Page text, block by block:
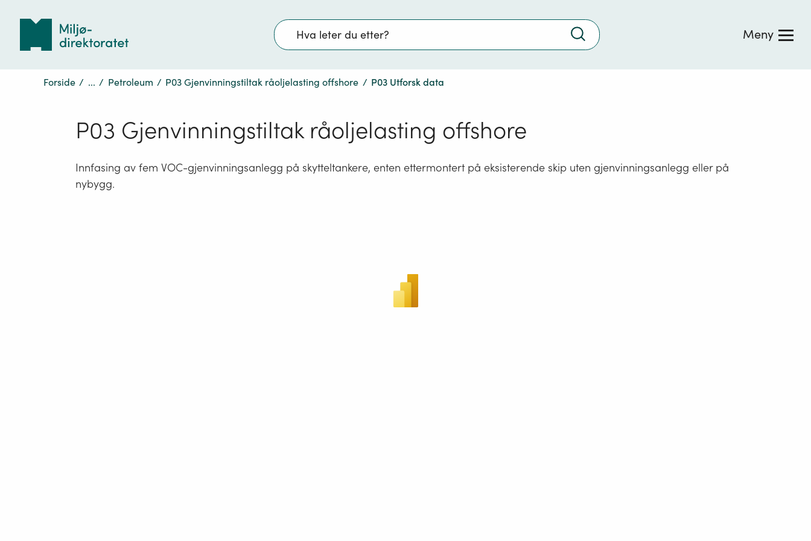
Søk
Trykk
søke
Meny
Forside / ... / Petroleum / P03 Gjenvinningstiltak råoljelasting offshore / P03 Utforsk data
P03 Gjenvinningstiltak råoljelasting offshore
Innfasing av fem VOC-gjenvinningsanlegg på skytteltankere, enten ettermontert på eksisterende skip uten gjenvinningsanlegg eller på
nybygg.